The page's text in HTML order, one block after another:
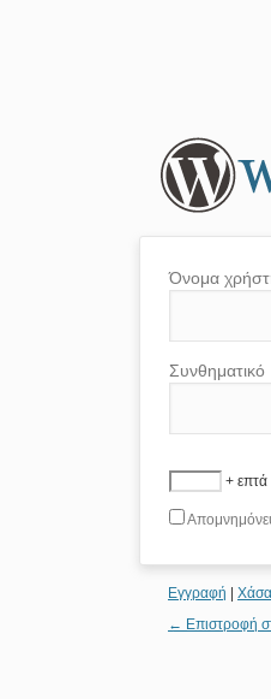
Όνομα
Συνθηματικό
+
Εγγραφή
← Επιστροφή